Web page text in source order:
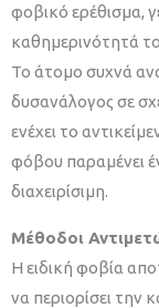
φοβικό ερέθισμα,
καθημερινότητά
Το άτομο συχνά
δυσανάλογος σε
ενέχει το
φόβου παραμένει
διαχειρίσιμη.
Μέθοδοι
Η ειδική φοβία
να περιορίσει την